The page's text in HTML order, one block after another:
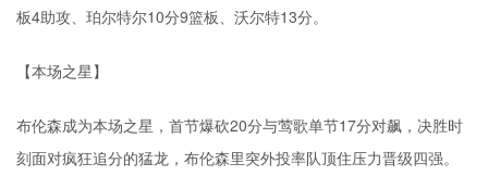
板4助攻、珀尔特尔10分9篮板、沃尔特13分。
【本场之星】
布伦森成为本场之星，首节爆砍20分与莺歌单节17分对飙，决胜时
刻面对疯狂追分的猛龙，布伦森里突外投率队顶住压力晋级四强。